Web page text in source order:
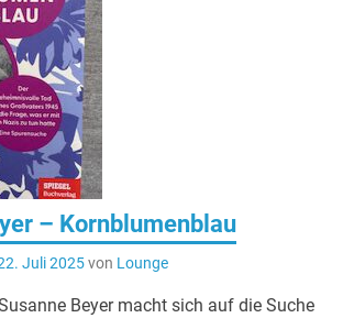
– Kornblumenblau
Juli 2025von Lounge
Beyer macht sich auf die Suche